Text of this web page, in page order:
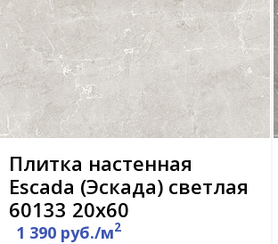
Плитка настенная
Escada (Эскада) светлая
60133 20х60
1 390 руб./м2